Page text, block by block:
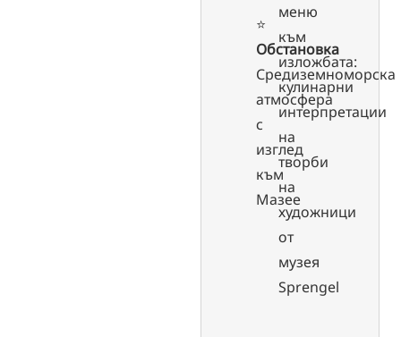
⭐️
Обстановка
Средиземноморска
атмосфера
с
изглед
към
Мазее
меню
към
изложбата:
кулинарни
интерпретации
на
творби
на
художници
от
музея
Sprengel